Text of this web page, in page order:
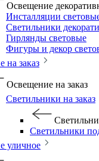
Освещение
Инсталляции
Светильники
Гирлянды световые
Фигуры и декор
на заказ
Освещение на заказ
Светильники на заказ
Светильники
уличное